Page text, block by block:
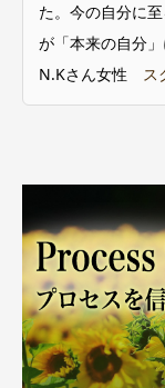
た。今の自分に
が「本来の自分」
N.Kさん女性 ス